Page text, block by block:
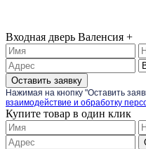
Входная дверь Валенсия +
Оставить заявку
Нажимая на кнопку "Оставить
взаимодействие и обработку
Купите товар в один клик